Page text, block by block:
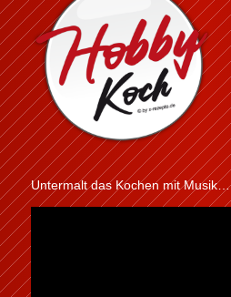
Untermalt das Kochen mit Musik…